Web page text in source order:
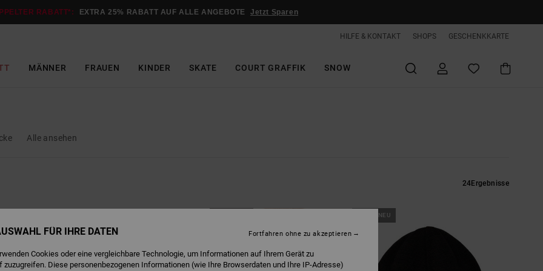
RABATT*: EXTRA 25% RABATT AUF ALLE ANGEBOTE Jetzt Sparen
HILFE & KONTAKT SHOPS GESCHENKKARTE
MÄNNER FRAUEN KINDER SKATE COURT GRAFFIK SNOW
Alle ansehen
24Ergebnisse
BRANDNEU
FÜR IHRE DATEN
Cookies oder eine vergleichbare Technologie, um Informationen auf Ihrem Gerät zu
Diese personenbezogenen Informationen (wie Ihre Browserdaten und Ihre IP-Adresse)
Fortfahren ohne zu akzeptieren